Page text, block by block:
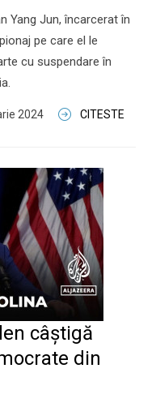
Yang Jun, încarcerat în
pe care el le
cu suspendare în
2024 CITESTE
câştigă
din